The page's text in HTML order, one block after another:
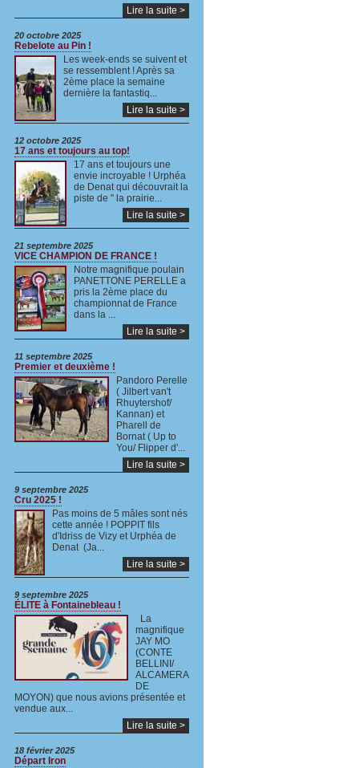
Lire la suite >
20 octobre 2025
Rebelote au Pin !
Les week-ends se suivent et
se ressemblent ! Après sa
2ème place la semaine
dernière la fantastiq...
Lire la suite >
12 octobre 2025
17 ans et toujours au top!
17 ans et toujours une
envie incroyable ! Urphéa
de Denat qui découvrait la
piste de " la prairie...
Lire la suite >
21 septembre 2025
VICE CHAMPION DE FRANCE !
Notre magnifique poulain
PANETTONE PERELLE a
pris la 2ème place du
championnat de France
dans la ...
Lire la suite >
11 septembre 2025
Premier et deuxième !
Pandoro Perelle
( Jilbert van't
Rhuytershof/
Kannan) et
Pharell de
Bornat ( Up to
You/ Flipper d'...
Lire la suite >
9 septembre 2025
Cru 2025 !
Pas moins de 5 mâles sont nés
cette année ! POPPIT fils
d'Idriss de Vizy et Urphéa de
Denat (Ja...
Lire la suite >
9 septembre 2025
ÉLITE à Fontainebleau !
La
magnifique
JAY MO
(CONTE
BELLINI/
ALCAMERA
DE
MOYON) que nous avions présentée et
vendue aux...
Lire la suite >
18 février 2025
Départ Iron